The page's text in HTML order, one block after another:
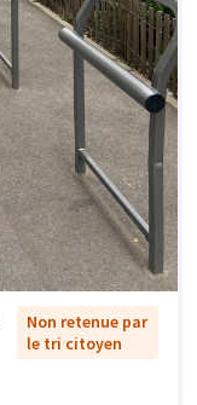
Non retenue par
le tri citoyen